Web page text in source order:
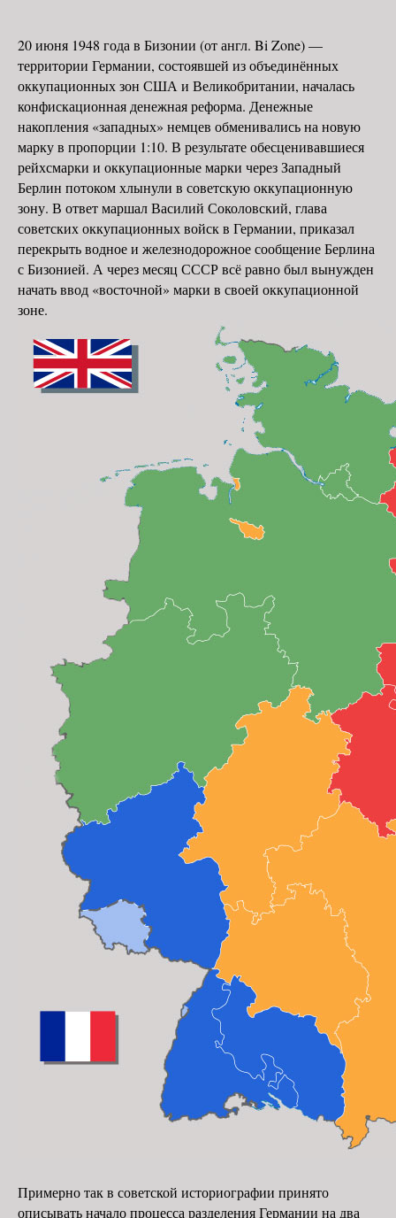
20 июня 1948 года в Бизонии (от англ. Bi Zone) —
территории Германии, состоявшей из объединённых
оккупационных зон США и Великобритании, началась
конфискационная денежная реформа. Денежные
накопления «западных» немцев обменивались на новую
марку в пропорции 1:10. В результате обесценивавшиеся
рейхсмарки и оккупационные марки через Западный
Берлин потоком хлынули в советскую оккупационную
зону. В ответ маршал Василий Соколовский, глава
советских оккупационных войск в Германии, приказал
перекрыть водное и железнодорожное сообщение Берлина
с Бизонией. А через месяц СССР всё равно был вынужден
начать ввод «восточной» марки в своей оккупационной
зоне.
Примерно так в советской исто­рио­графии принято
описывать начало процесса разделения Германии на два